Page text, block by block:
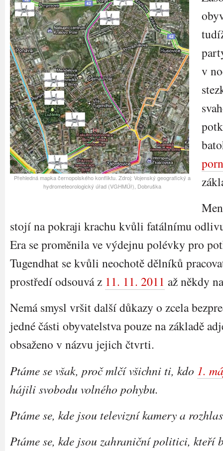
Přehledná mapka černopolského konfliktu. Zdroj: Vojenský geografický a
hydrometeorologický úřad (VGHMÚř), Dobruška
v
stojí na pokraji krachu kvůli fatálnímu
Era se proměnila ve výdejnu polévky pro
Tugendhat se kvůli neochotě dělníků
prostředí odsouvá z 11. 11. 2011 až někdy
Nemá smysl vršit další důkazy o zcela
jedné části obyvatelstva pouze na základě
obsaženo v názvu jejich čtvrti.
Ptáme se však, proč mlčí všichni ti, kdo 1.
hájili svobodu volného pohybu.
Ptáme se, kde jsou televizní kamery a
Ptáme se, kde jsou zahraniční politici, kteří